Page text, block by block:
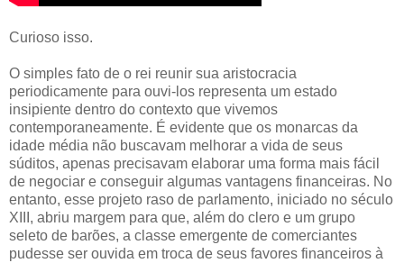
Curioso isso.
O simples fato de o rei reunir sua aristocracia
periodicamente para ouvi-los representa um estado
insipiente dentro do contexto que vivemos
contemporaneamente. É evidente que os monarcas da
idade média não buscavam melhorar a vida de seus
súditos, apenas precisavam elaborar uma forma mais fácil
de negociar e conseguir algumas vantagens financeiras. No
entanto, esse projeto raso de parlamento, iniciado no século
XIII, abriu margem para que, além do clero e um grupo
seleto de barões, a classe emergente de comerciantes
pudesse ser ouvida em troca de seus favores financeiros à